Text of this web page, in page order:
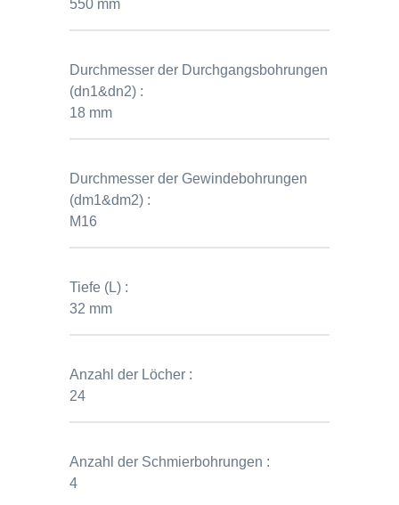
550 mm
Durchmesser der Durchgangsbohrungen
(dn1&dn2) :
18 mm
Durchmesser der Gewindebohrungen
(dm1&dm2) :
M16
Tiefe (L) :
32 mm
Anzahl der Löcher :
24
Anzahl der Schmierbohrungen :
4